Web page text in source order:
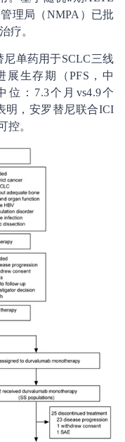
理局（NMPA）已批
疗。
单药用于SCLC三线
生存期（PFS，中
位：7.3个月vs4.9个
明，安罗替尼联合ICI
控。